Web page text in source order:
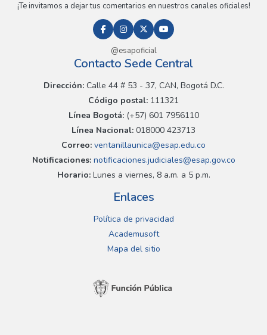
¡Te invitamos a dejar tus comentarios en nuestros canales oficiales!
@esapoficial
Contacto Sede Central
Dirección:Calle 44 # 53 - 37, CAN, Bogotá D.C.
Código postal: 111321
Línea Bogotá:(+57) 601 7956110
Línea Nacional: 018000 423713
Correo: ventanillaunica@esap.edu.co
Notificaciones:notificaciones.judiciales@esap.gov.co
Horario:Lunes a viernes, 8 a.m. a 5 p.m.
Enlaces
Política de privacidad
Academusoft
Mapa del sitio